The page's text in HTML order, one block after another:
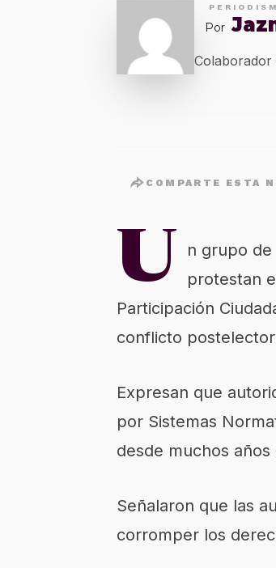
Por
Colaborador
COMPARTE ESTA
U
n grupo
protestan
Participación
conflicto
Expresan que
por Sistemas
desde muchos años
Señalaron que las
corromper los